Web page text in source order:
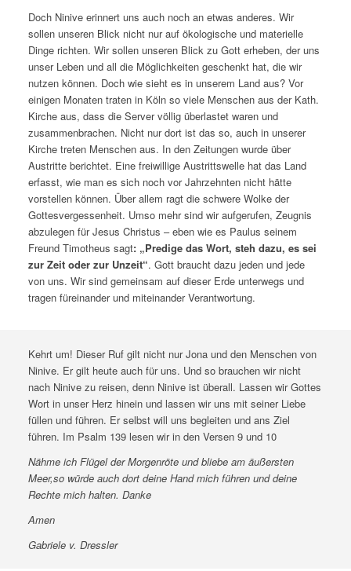
Doch Ninive erinnert uns auch noch an etwas anderes. Wir
sollen unseren Blick nicht nur auf ökologische und materielle
Dinge richten. Wir sollen unseren Blick zu Gott erheben, der uns
unser Leben und all die Möglichkeiten geschenkt hat, die wir
nutzen können. Doch wie sieht es in unserem Land aus? Vor
einigen Monaten traten in Köln so viele Menschen aus der Kath.
Kirche aus, dass die Server völlig überlastet waren und
zusammenbrachen. Nicht nur dort ist das so, auch in unserer
Kirche treten Menschen aus. In den Zeitungen wurde über
Austritte berichtet. Eine freiwillige Austrittswelle hat das Land
erfasst, wie man es sich noch vor Jahrzehnten nicht hätte
vorstellen können. Über allem ragt die schwere Wolke der
Gottesvergessenheit. Umso mehr sind wir aufgerufen, Zeugnis
abzulegen für Jesus Christus – eben wie es Paulus seinem
Freund Timotheus sagt: „Predige das Wort, steh dazu, es sei
zur Zeit oder zur Unzeit“. Gott braucht dazu jeden und jede
von uns. Wir sind gemeinsam auf dieser Erde unterwegs und
tragen füreinander und miteinander Verantwortung.
Kehrt um! Dieser Ruf gilt nicht nur Jona und den Menschen von
Ninive. Er gilt heute auch für uns. Und so brauchen wir nicht
nach Ninive zu reisen, denn Ninive ist überall. Lassen wir Gottes
Wort in unser Herz hinein und lassen wir uns mit seiner Liebe
füllen und führen. Er selbst will uns begleiten und ans Ziel
führen. Im Psalm 139 lesen wir in den Versen 9 und 10
Nähme ich Flügel der Morgenröte und bliebe am äußersten
Meer,so würde auch dort deine Hand mich führen und deine
Rechte mich halten. Danke
Amen
Gabriele v. Dressler